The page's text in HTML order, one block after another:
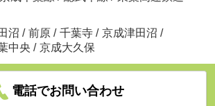
沼 / 前原 / 千葉寺 / 京成津田沼 /
中央 / 京成大久保
電話でお問い合わせ